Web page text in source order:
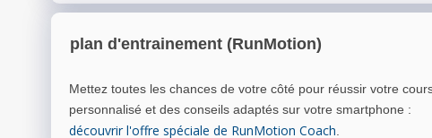
plan d'entrainement (RunMotion)
Mettez toutes les chances de votre côté pour réussir votre
personnalisé et des conseils adaptés sur votre smartphone :
découvrir l'offre spéciale de RunMotion Coach.